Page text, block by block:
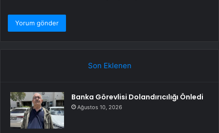
Son Eklenen
Banka Görevlisi Dolandırıcılığı Önledi
Ağustos 10, 2026